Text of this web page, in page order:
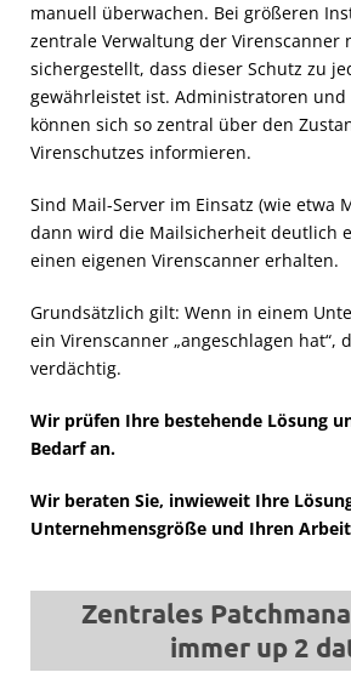
manuell überwachen. Bei größeren
zentrale Verwaltung der Virenscanner
sichergestellt, dass dieser Schutz zu
gewährleistet ist. Administratoren und
können sich so zentral über den
Virenschutzes informieren.
Sind Mail-Server im Einsatz (wie etwa
dann wird die Mailsicherheit deutlich
einen eigenen Virenscanner erhalten.
Grundsätzlich gilt: Wenn in einem
ein Virenscanner „angeschlagen hat“,
verdächtig.
Wir prüfen Ihre bestehende Lösung
Bedarf an.
Wir beraten Sie, inwieweit Ihre
Unternehmensgröße und Ihren
Zentrales
immer up 2